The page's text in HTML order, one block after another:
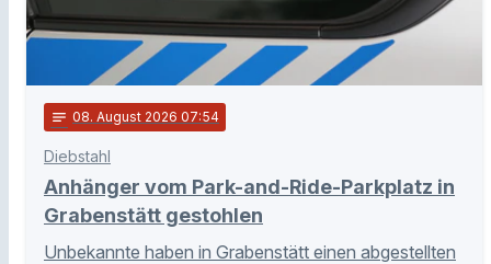
notes 08. August 2026 07:54
Diebstahl
Anhänger vom Park-and-Ride-Parkplatz in
Grabenstätt gestohlen
Unbekannte haben in Grabenstätt einen abgestellten